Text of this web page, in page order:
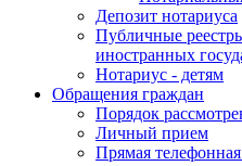
Депозит нотариуса
Публичные
иностранных
Нотариус - детям
Обращения граждан
Порядок
Личный прием
Прямая